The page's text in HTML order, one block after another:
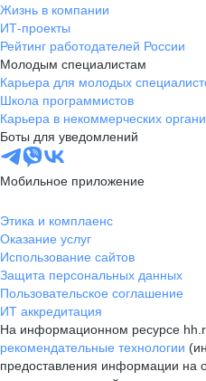
Жизнь в компании
ИТ-проекты
Рейтинг работодателей России
Молодым специалистам
Карьера для молодых
Школа программистов
Карьера в некоммерческих
Боты для уведомлений
Мобильное приложение
Этика и комплаенс
Оказание услуг
Использование сайтов
Защита персональных данных
Пользовательское соглашение
ИТ аккредитация
На информационном ресурсе
рекомендательные технологии
предоставления информации на